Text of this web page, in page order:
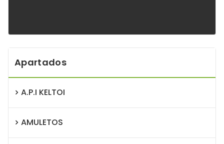
Apartados
A.P.I KELTOI
AMULETOS